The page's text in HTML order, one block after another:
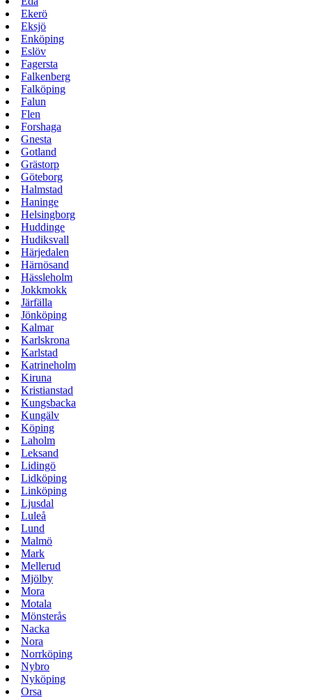
Ekerö
Eksjö
Enköping
Eslöv
Fagersta
Falkenberg
Falköping
Falun
Flen
Forshaga
Gnesta
Gotland
Grästorp
Göteborg
Halmstad
Haninge
Helsingborg
Huddinge
Hudiksvall
Härjedalen
Härnösand
Hässleholm
Jokkmokk
Järfälla
Jönköping
Kalmar
Karlskrona
Karlstad
Katrineholm
Kiruna
Kristianstad
Kungsbacka
Kungälv
Köping
Laholm
Leksand
Lidingö
Lidköping
Linköping
Ljusdal
Luleå
Lund
Malmö
Mark
Mellerud
Mjölby
Mora
Motala
Mönsterås
Nacka
Nora
Norrköping
Nybro
Nyköping
Orsa